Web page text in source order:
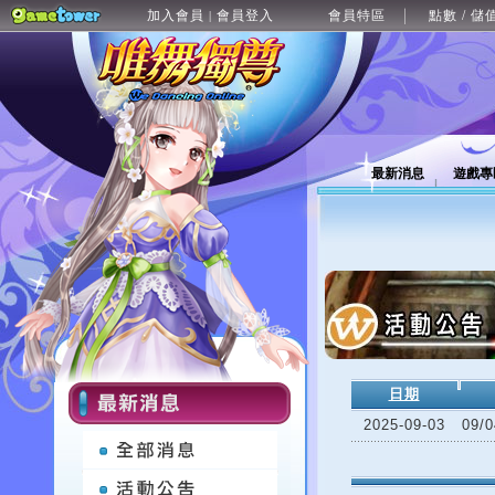
加入會員 | 會員登入 會員特區 點數 / 儲
最新消息 遊戲
日期
2025-09-03
09/